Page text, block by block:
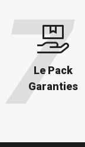
Le Pack
Garanties